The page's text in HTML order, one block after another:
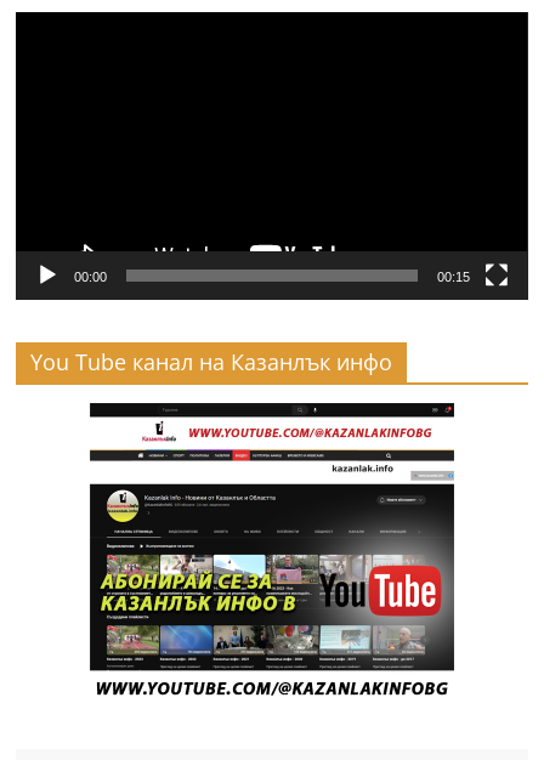
00:00 00:15
You Tube канал на Казанлък инфо